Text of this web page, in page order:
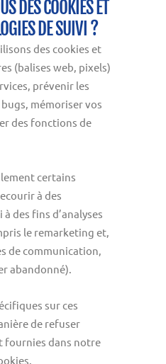
DES COOKIES ET
DE SUIVI ?
des cookies et
(balises web, pixels)
prévenir les
mémoriser vos
des fonctions de
certains
à des
des fins d’analyses
le remarketing et,
de communication,
abandonné).
sur ces
de refuser
fournies dans notre